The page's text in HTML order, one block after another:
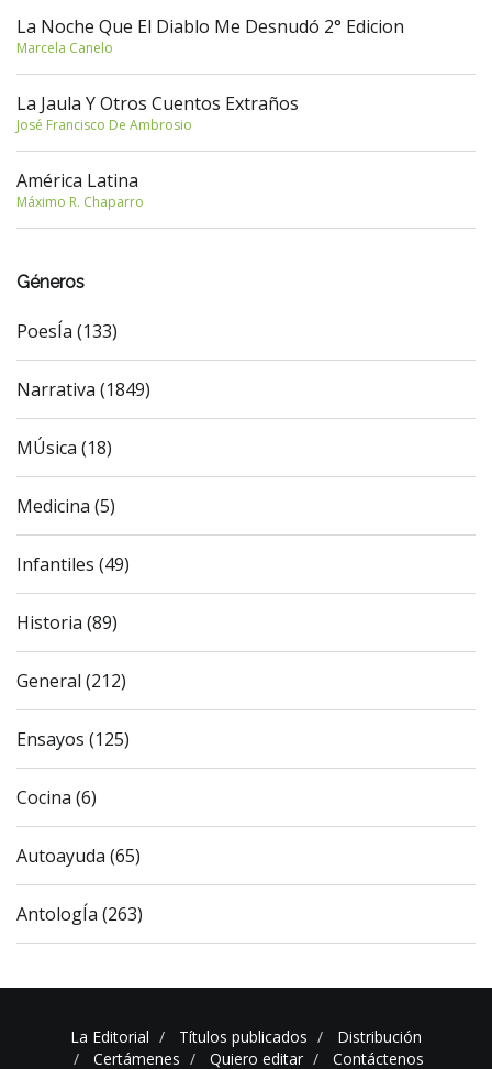
La Noche Que El Diablo Me Desnudó 2° Edicion
Marcela Canelo
La Jaula Y Otros Cuentos Extraños
José Francisco De Ambrosio
América Latina
Máximo R. Chaparro
Géneros
PoesÍa (133)
Narrativa (1849)
MÚsica (18)
Medicina (5)
Infantiles (49)
Historia (89)
General (212)
Ensayos (125)
Cocina (6)
Autoayuda (65)
AntologÍa (263)
La Editorial Títulos publicados
Distribución
Certámenes
Quiero editar Contáctenos